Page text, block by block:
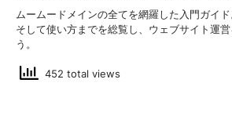
ムームードメインの全てを網羅した入門ガイド
そして使い方までを総覧し、ウェブサイト運
う。
452 total views